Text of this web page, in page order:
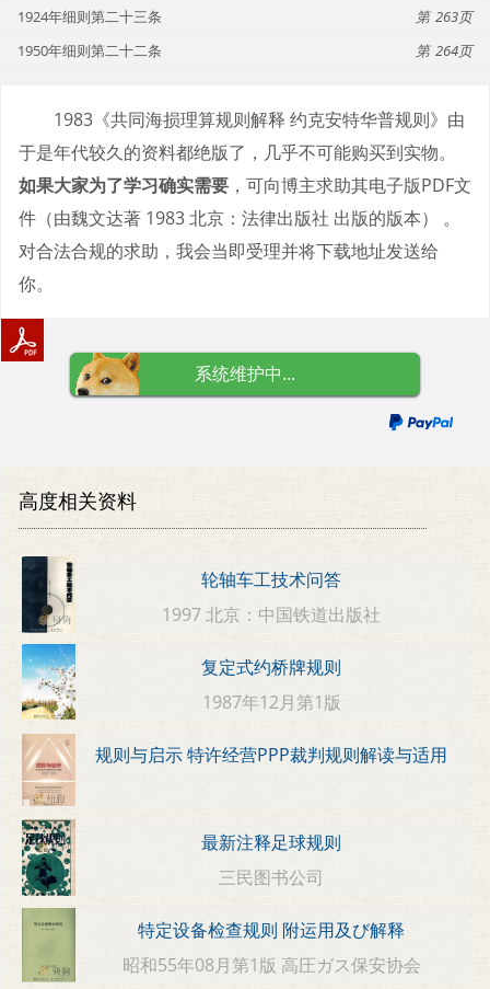
1924年细则第二十三条
263
1950年细则第二十二条
264
1983《共同海损理算规则解释 约克安特华普规则》由
于是年代较久的资料都绝版了，几乎不可能购买到实物。
如果大家为了学习确实需要 ，可向博主求助其电子版PDF文
件（由魏文达著 1983 北京：法律出版社 出版的版本） 。
对合法合规的求助，我会当即受理并将下载地址发送给
你。
系统维护中...
高度相关资料
轮轴车工技术问答
1997 北京：中国铁道出版社
复定式约桥牌规则
1987年12月第1版
规则与启示 特许经营PPP裁判规则解读与适用
最新注释足球规则
三民图书公司
特定设备检查规则 附运用及び解释
昭和55年08月第1版 高圧ガス保安协会